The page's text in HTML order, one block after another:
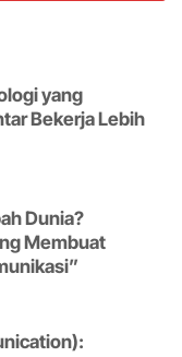
yang
Bekerja Lebih
Dunia?
Membuat